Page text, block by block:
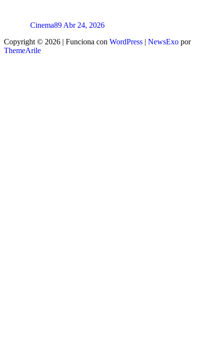
Cinema89 Abr 24, 2026
Copyright © 2026 | Funciona con WordPress | NewsExo por
ThemeArile